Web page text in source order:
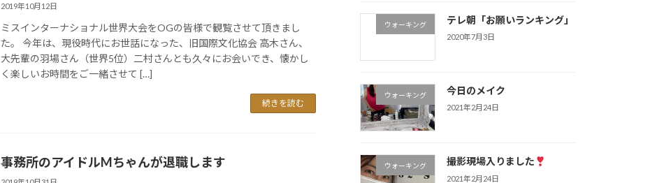
2019年10月12日
ミスインターナショナル世界大会をOGの皆様で観覧させて頂きまし
た。 今年は、現役時代にお世話になった、旧国際文化協会 高木さん、
大先輩の羽場さん（世界5位）二村さんとも久々にお会いでき、懐かし
く楽しいお時間をご一緒させて […]
続きを読む
事務所のアイドルMちゃんが退職します
ウォーキング テレ朝「お願いランキング」
2020年7月3日
ウォーキング 今日のメイク
2021年2月24日
ウォーキング 撮影現場入りました
2021年2月24日